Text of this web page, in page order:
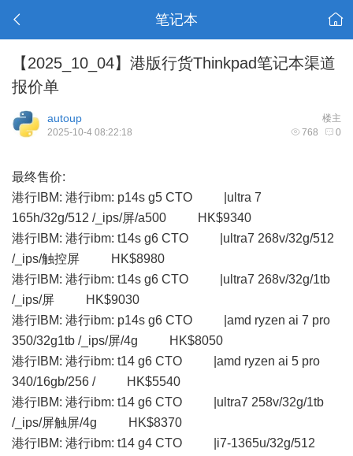
笔记本
【2025_10_04】港版行货Thinkpad笔记本渠道
报价单
楼主
autoup
768 0
2025-10-4 08:22:18
最终售价:
港行IBM: 港行ibm: p14s g5 CTO |ultra 7
165h/32g/512 /_ips/屏/a500 HK$9340
港行IBM: 港行ibm: t14s g6 CTO |ultra7 268v/32g/512
/_ips/触控屏 HK$8980
港行IBM: 港行ibm: t14s g6 CTO |ultra7 268v/32g/1tb
/_ips/屏 HK$9030
港行IBM: 港行ibm: p14s g6 CTO |amd ryzen ai 7 pro
350/32g1tb /_ips/屏/4g HK$8050
港行IBM: 港行ibm: t14 g6 CTO |amd ryzen ai 5 pro
340/16gb/256 / HK$5540
港行IBM: 港行ibm: t14 g6 CTO |ultra7 258v/32g/1tb
/_ips/屏触屏/4g HK$8370
港行IBM: 港行ibm: t14 g4 CTO |i7-1365u/32g/512